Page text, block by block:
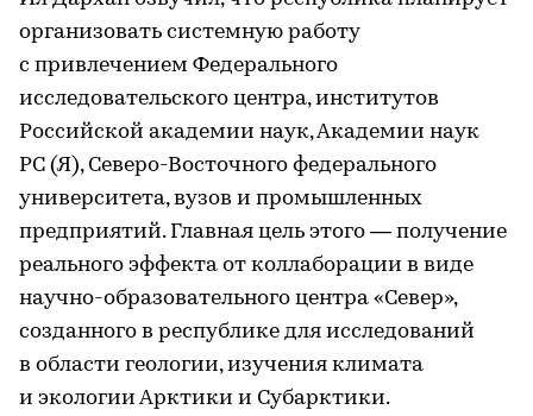
организовать системную работу
с привлечением Федерального
исследовательского центра, институтов
Российской академии наук, Академии наук
РС (Я), Северо-Восточного федерального
университета, вузов и промышленных
предприятий. Главная цель этого — получение
реального эффекта от коллаборации в виде
научно-образовательного центра «Север»,
созданного в республике для исследований
в области геологии, изучения климата
и экологии Арктики и Субарктики.